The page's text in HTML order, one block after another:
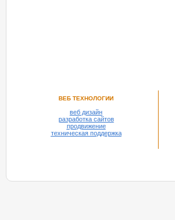
ВЕБ ТЕХНОЛОГИИ
веб дизайн
разработка сайтов
продвижение
техническая поддержка